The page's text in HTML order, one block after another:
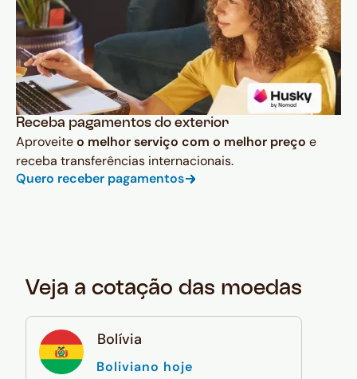
Receba pagamentos do exterior
Aproveiteo melhor serviço com o melhor preço e
receba transferências internacionais.
Quero receber pagamentos
Veja a cotação das moedas
Bolívia
Boliviano hoje